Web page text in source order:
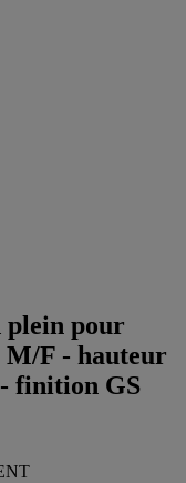
plein pour
M/F - hauteur
finition GS